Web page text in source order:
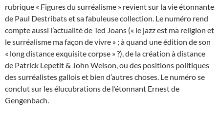
rubrique « Figures du surréalisme » revient sur la vie étonnante
de Paul Destribats et sa fabuleuse collection. Le numéro rend
compte aussi l’actualité de Ted Joans (« le jazz est ma religion et
le surréalisme ma façon de vivre » ; à quand une édition de son
« long distance exquisite corpse » ?), de la création à distance
de Patrick Lepetit & John Welson, ou des positions politiques
des surréalistes gallois et bien d’autres choses. Le numéro se
conclut sur les élucubrations de l’étonnant Ernest de
Gengenbach.